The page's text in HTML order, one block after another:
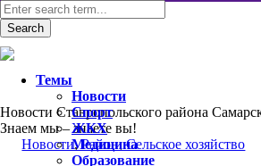
Новости Ставропольского района
Знаем мы – знаете вы!
Новости,Район,Сельское хозяйство
Темы
Новости
Спорт
ЖКХ
Медицина
Образование